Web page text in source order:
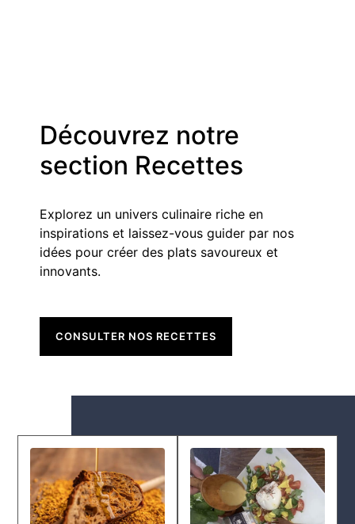
Découvrez notre
section Recettes
Explorez un univers culinaire riche en
inspirations et laissez-vous guider par nos
idées pour créer des plats savoureux et
innovants.
CONSULTER NOS RECETTES